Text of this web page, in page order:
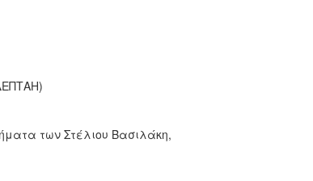
των Στέλιου Βασιλάκη,